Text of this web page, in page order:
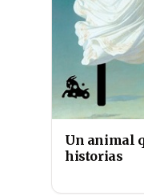
Un animal
historias